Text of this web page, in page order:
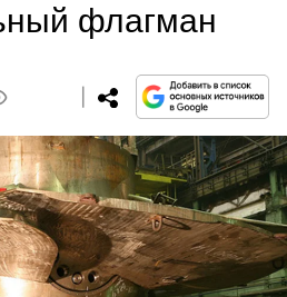
флагман